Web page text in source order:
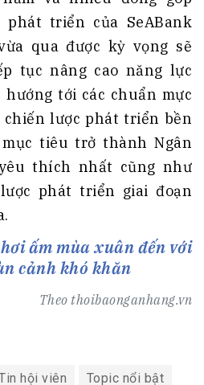
triển của SeABank
qua được kỳ vọng sẽ
tục nâng cao năng lực
tới các chuẩn mực
lược phát triển bền
tiêu trở thành Ngân
thích nhất cũng như
phát triển giai đoạn
ấm mùa xuân đến với
cảnh khó khăn
Theo thoibaonganhang.vn
hội viên Topic nổi bật